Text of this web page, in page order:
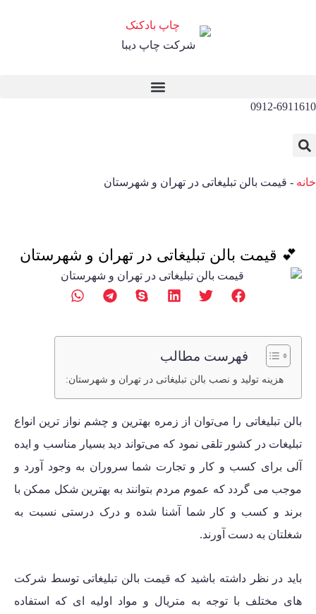
شرکت چاپ دیبا
0912-6911610
خانه - قیمت بالن تبلیغاتی در تهران و شهرستان
💕 قیمت بالن تبلیغاتی در تهران و شهرستان
فهرست مطالب
هزینه تولید و نصب بالن تبلیغاتی در تهران و شهرستان:
بالن تبلیغاتی را می‌توان از زمره بهترین و چشم نواز ترین انواع
تبلیغات در کشور تلقی نمود که می‌تواند دید بسیار مناسب و ایده
آلی برای کسب و کار و تجارت شما سروران به وجود آورد و
موجب می گردد که عموم مردم بتوانند به بهترین شکل ممکن با
برند و کسب و کار شما آشنا شده و درک درستی نسبت به
شغلتان به دست آورند.
باید در نظر داشته باشید که قیمت بالن تبلیغاتی توسط شرکت
های مختلف با توجه به متریال و مواد اولیه ای که استفاده